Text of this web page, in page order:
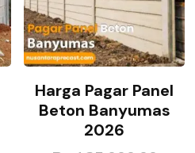
Harga Pagar Panel
Beton Banyumas
2026